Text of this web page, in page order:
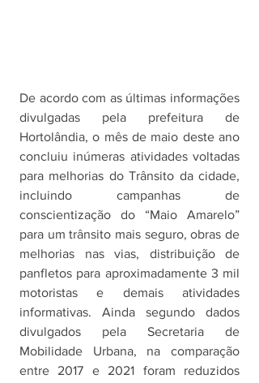
De acordo com as últimas informações
divulgadas pela prefeitura de
Hortolândia, o mês de maio deste ano
concluiu inúmeras atividades voltadas
para melhorias do Trânsito da cidade,
incluindo campanhas de
conscientização do “Maio Amarelo”
para um trânsito mais seguro, obras de
melhorias nas vias, distribuição de
panfletos para aproximadamente 3 mil
motoristas e demais atividades
informativas. Ainda segundo dados
divulgados pela Secretaria de
Mobilidade Urbana, na comparação
entre 2017 e 2021 foram reduzidos